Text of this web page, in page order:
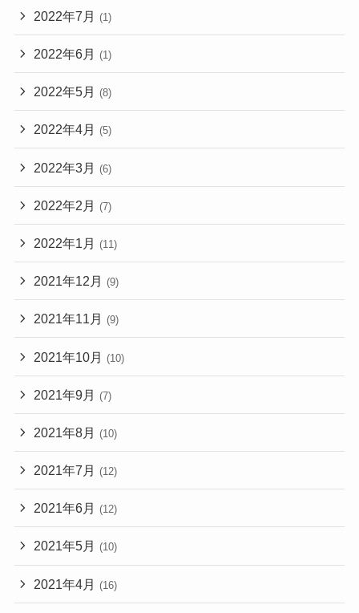
2022年7月 (1)
2022年6月 (1)
2022年5月 (8)
2022年4月 (5)
2022年3月 (6)
2022年2月 (7)
2022年1月 (11)
2021年12月 (9)
2021年11月 (9)
2021年10月 (10)
2021年9月 (7)
2021年8月 (10)
2021年7月 (12)
2021年6月 (12)
2021年5月 (10)
2021年4月 (16)